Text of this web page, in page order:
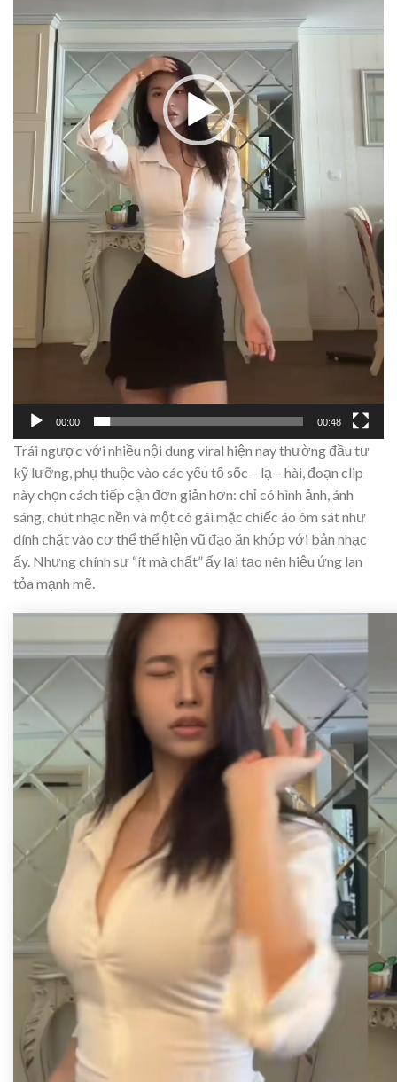
00:00 00:48
Trái ngược với nhiều nội dung viral hiện nay thường đầu tư
kỹ lưỡng, phụ thuộc vào các yếu tố sốc – lạ – hài, đoạn clip
này chọn cách tiếp cận đơn giản hơn: chỉ có hình ảnh, ánh
sáng, chút nhạc nền và một cô gái mặc chiếc áo ôm sát như
dính chặt vào cơ thể thể hiện vũ đạo ăn khớp với bản nhạc
ấy. Nhưng chính sự “ít mà chất” ấy lại tạo nên hiệu ứng lan
tỏa mạnh mẽ.